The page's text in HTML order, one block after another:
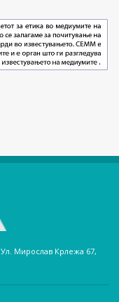
Мирослав Крлежа 67,